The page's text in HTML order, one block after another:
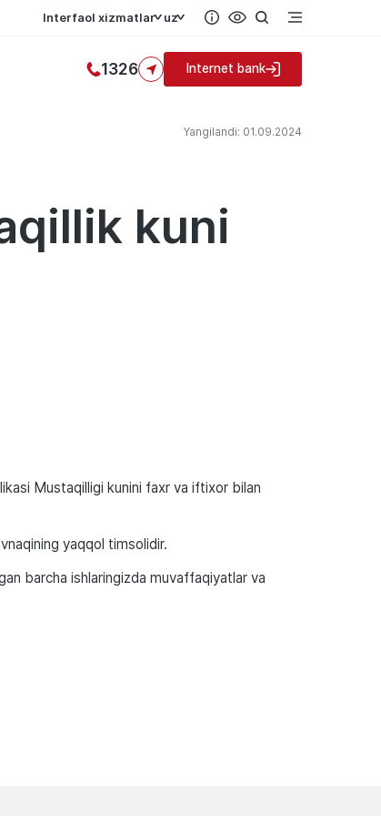
Interfaol xizmatlar uz
1326 Internet bank
Yangilandi: 01.09.2024
kuni
Mustaqilligi kunini faxr va iftixor bilan
yaqqol timsolidir.
barcha ishlaringizda muvaffaqiyatlar va